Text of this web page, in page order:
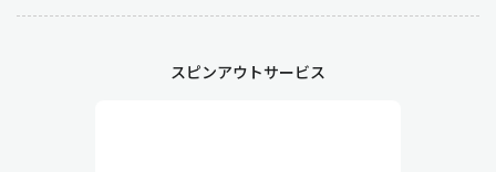
スピンアウトサービス